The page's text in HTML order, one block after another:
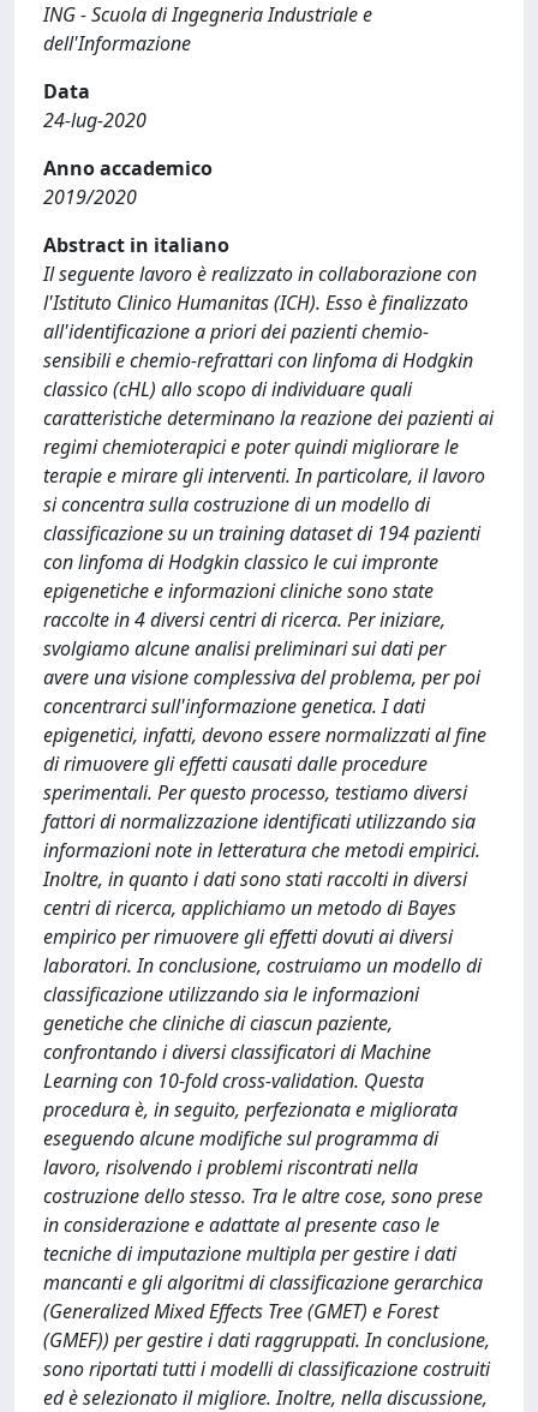
ING - Scuola di Ingegneria Industriale e
dell'Informazione
Data
24-lug-2020
Anno accademico
2019/2020
Abstract in italiano
Il seguente lavoro è realizzato in collaborazione con
l'Istituto Clinico Humanitas (ICH). Esso è finalizzato
all'identificazione a priori dei pazienti chemio-
sensibili e chemio-refrattari con linfoma di Hodgkin
classico (cHL) allo scopo di individuare quali
caratteristiche determinano la reazione dei pazienti ai
regimi chemioterapici e poter quindi migliorare le
terapie e mirare gli interventi. In particolare, il lavoro
si concentra sulla costruzione di un modello di
classificazione su un training dataset di 194 pazienti
con linfoma di Hodgkin classico le cui impronte
epigenetiche e informazioni cliniche sono state
raccolte in 4 diversi centri di ricerca. Per iniziare,
svolgiamo alcune analisi preliminari sui dati per
avere una visione complessiva del problema, per poi
concentrarci sull'informazione genetica. I dati
epigenetici, infatti, devono essere normalizzati al fine
di rimuovere gli effetti causati dalle procedure
sperimentali. Per questo processo, testiamo diversi
fattori di normalizzazione identificati utilizzando sia
informazioni note in letteratura che metodi empirici.
Inoltre, in quanto i dati sono stati raccolti in diversi
centri di ricerca, applichiamo un metodo di Bayes
empirico per rimuovere gli effetti dovuti ai diversi
laboratori. In conclusione, costruiamo un modello di
classificazione utilizzando sia le informazioni
genetiche che cliniche di ciascun paziente,
confrontando i diversi classificatori di Machine
Learning con 10-fold cross-validation. Questa
procedura è, in seguito, perfezionata e migliorata
eseguendo alcune modifiche sul programma di
lavoro, risolvendo i problemi riscontrati nella
costruzione dello stesso. Tra le altre cose, sono prese
in considerazione e adattate al presente caso le
tecniche di imputazione multipla per gestire i dati
mancanti e gli algoritmi di classificazione gerarchica
(Generalized Mixed Effects Tree (GMET) e Forest
(GMEF)) per gestire i dati raggruppati. In conclusione,
sono riportati tutti i modelli di classificazione costruiti
ed è selezionato il migliore. Inoltre, nella discussione,